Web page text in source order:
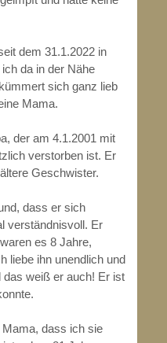
dem 31.1.2022 in
da in der Nähe
sich ganz lieb
Mama.
der am 4.1.2001 mit
verstorben ist. Er
Geschwister.
dass er sich
verständnisvoll. Er
es 8 Jahre,
liebe ihn unendlich und
das weiß er auch! Er ist
dass ich sie